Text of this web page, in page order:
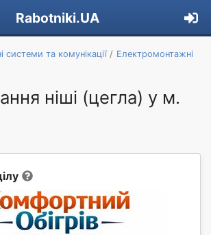
Rabotniki.UA
системи та комунікації
Електромонтажні
ніші (цегла) у м.